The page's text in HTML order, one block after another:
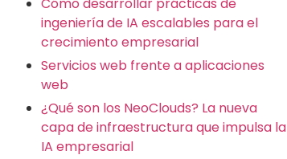
ingeniería de IA escalables para el
crecimiento empresarial
Servicios web frente a aplicaciones
web
¿Qué son los NeoClouds? La nueva
capa de infraestructura que impulsa la
IA empresarial